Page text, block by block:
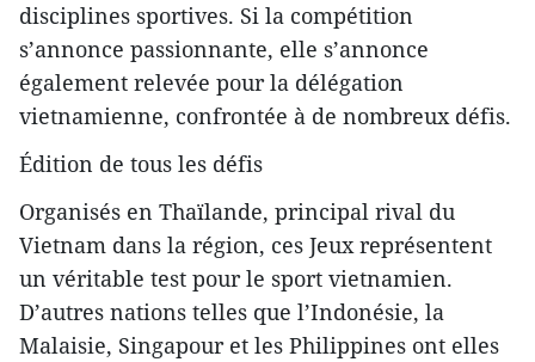
disciplines sportives. Si la compétition
s’annonce passionnante, elle s’annonce
également relevée pour la délégation
vietnamienne, confrontée à de nombreux défis.
Édition de tous les défis
Organisés en Thaïlande, principal rival du
Vietnam dans la région, ces Jeux représentent
un véritable test pour le sport vietnamien.
D’autres nations telles que l’Indonésie, la
Malaisie, Singapour et les Philippines ont elles